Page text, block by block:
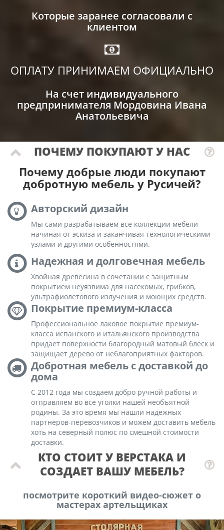
Которые заранее согласовали с
клиентом
ОПЛАТУ ПРИНИМАЕМ ОФИЦИАЛЬНО
На счет индивидуального
предпринимателя Мордовина Ивана
Анатольевича
ПОЧЕМУ ПОКУПАЮТ У НАС
Почему добрые люди покупают
добротную мебель у Русичей?
Авторский дизайн
Мы сами разрабатываем все коллекции мебели
начиная от эскиза и заканчивая технологическими
узлами и другими особенностями.
Надежная и долговечная мебель
Хвойная древесина в сочетании с защитным
покрытием неуязвима для насекомых, грибков,
ультрафиолетового излучения и моющих средств.
Покрытие премиум-класса
Профессиональное лаковое покрытие премиум-
класса испанского и итальянского производства
придает поверхности благородный матовый блеск и
защищает дерево от неблагоприятных факторов.
Добротная мебель с доставкой до
дома
С 2012 года мы создаем добро ручной работы и
отправляем во все уголки нашей необъятной
родины. За это время мы нашли надежных
партнеров-перевозчиков и можем доставить мебель
хоть на северный полюс по смешной стоимости
доставки.
КТО СТОИТ У ВЕРСТАКА И
СОЗДАЕТ ВАШУ МЕБЕЛЬ?
посмотрите короткий видео-сюжет о
мастерах артельщиках